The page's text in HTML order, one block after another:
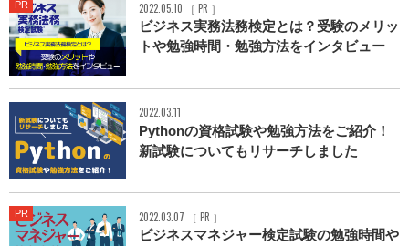
PR 2022.05.10 ［ PR ］
ビジネス実務法務検定とは？受験のメリッ
トや勉強時間・勉強方法をインタビュー
2022.03.11
Pythonの資格試験や勉強方法をご紹介！
新試験についてもリサーチしました
PR 2022.03.07 ［ PR ］
ビジネスマネジャー検定試験の勉強時間や